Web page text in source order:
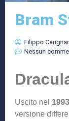
Bram
Filippo
Nessun
Uscito nel 1993
versione